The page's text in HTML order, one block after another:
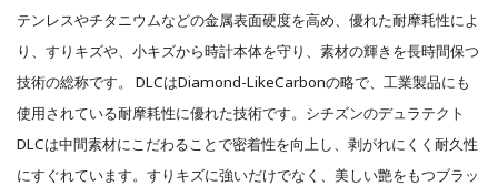
テンレスやチタニウムなどの金属表面硬度を⾼め、優れた耐摩耗性によ
り、すりキズや、⼩キズから時計本体を守り、素材の輝きを⻑時間保つ
技術の総称です。 DLCはDiamond-LikeCarbonの略で、⼯業製品にも
使用されている耐摩耗性に優れた技術です。シチズンのデュラテクト
DLCは中間素材にこだわることで密着性を向上し、剥がれにくく耐久性
にすぐれています。すりキズに強いだけでなく、美しい艶をもつブラッ